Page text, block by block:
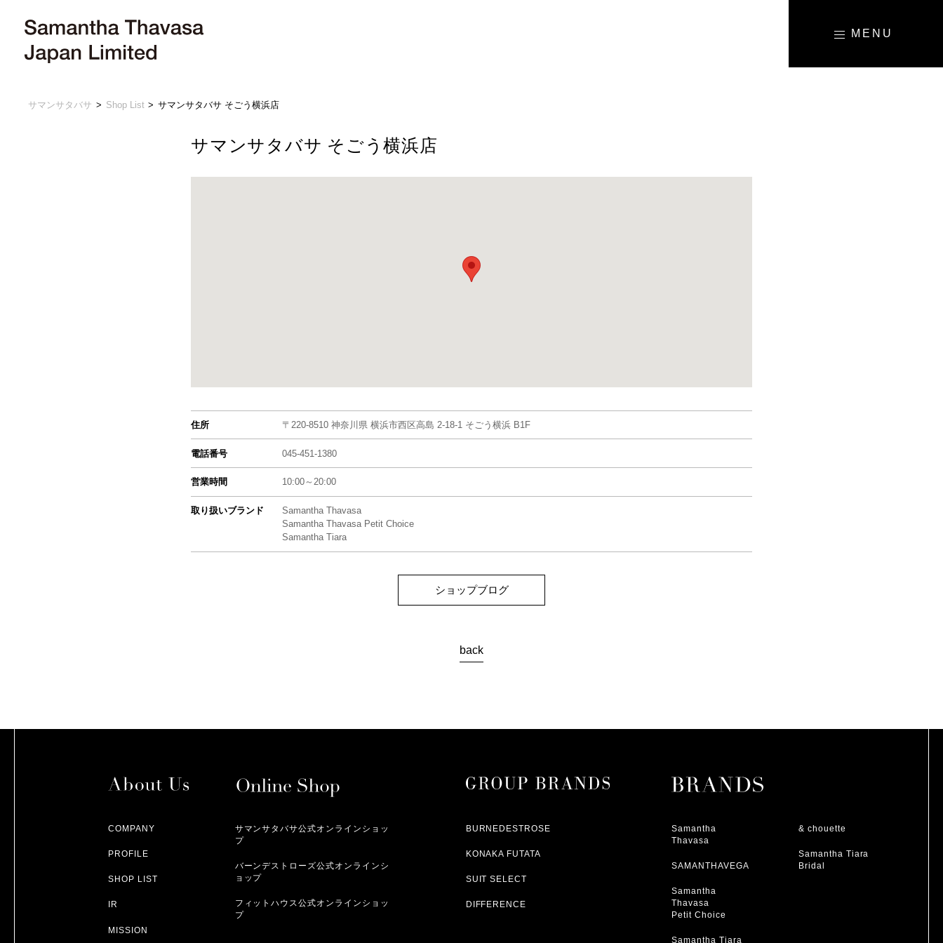
サマンサタバサ Shop List サマンサタバサ そごう横浜店
サマンサタバサ そごう横浜店
住所 〒220-8510 神奈川県 横浜市西区高島 2-18-1 そごう横浜 B1F
電話番号 045-451-1380
営業時間 10:00～20:00
取り扱いブランド
Samantha Thavasa
Samantha Thavasa Petit Choice
Samantha Tiara
ショップブログ
back
COMPANY
PROFILE
SHOP LIST
IR
MISSION
サマンサタバサ公式オンラインショッ
プ
バーンデストローズ公式オンラインシ
ョップ
フィットハウス公式オンラインショッ
プ
BURNEDESTROSE
KONAKA FUTATA
SUIT SELECT
DIFFERENCE
Samantha
Thavasa
SAMANTHAVEGA
Samantha
Thavasa
Petit Choice
Samantha Tiara
& chouette
Samantha Tiara
Bridal